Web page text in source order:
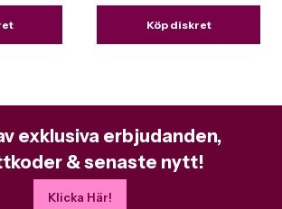
Köp diskret
exklusiva erbjudanden,
& senaste nytt!
Klicka Här!